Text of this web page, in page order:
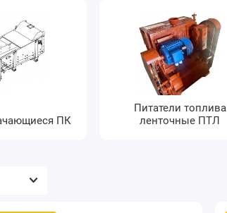
ПК
Питатели топлива
ленточные ПТЛ